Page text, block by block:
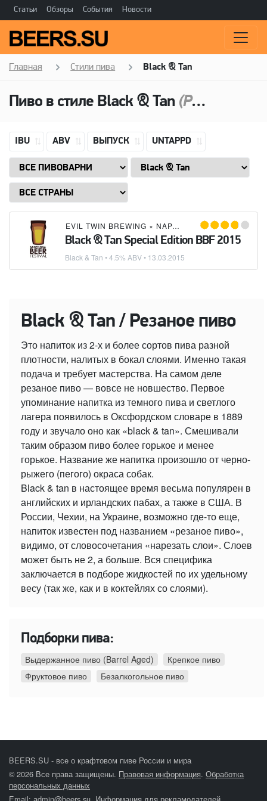
Статьи Обзоры События Новости
Главная Стили пива Black & Tan
Пиво в стиле Black & Tan (Резаное пиво)
IBU ABV ВЫПУСК UNTAPPD
EVIL TWIN BREWING × NAPARBIER
Black & Tan Special Edition BBF 2015
Black & Tan • 4.5% ABV • 13.03.2015
Black & Tan / Резаное пиво
Это напиток из 2-х и более сортов пива разной
плотности, налитых в бокал слоями. Именно такая
подача и требует мастерства. На самом деле
резаное пиво — вовсе не новшество. Первое
упоминание напитка из темного пива и светлого
лагера появилось в Оксфордском словаре в 1889
году и звучало оно как «black & tan». Смешивали
таким образом пиво более горькое и менее
горькое. Название же напитка произошло от черно-
рыжего (пегого) окраса собак.
Black & tan в настоящее время весьма популярен в
английских и ирландских пабах, а также в США. В
России, Чехии, на Украине, возможно где-то еще,
напиток известен под названием «резаное пиво»,
видимо, от словосочетания «нарезать слои». Слоев
может быть не 2, а больше. Вся специфика
заключается в подборе жидкостей по их удельному
весу (так же, как и в коктейлях со слоями).
Подборки пива:
Выдержанное пиво (Barrel Aged)
Крепкое пиво
Фруктовое пиво
Безалкогольное пиво
BEERS.SU - все о крафтовом пиве России и мира
© 2026 Все права защищены. Правовая информация. Обработка
персональных данных